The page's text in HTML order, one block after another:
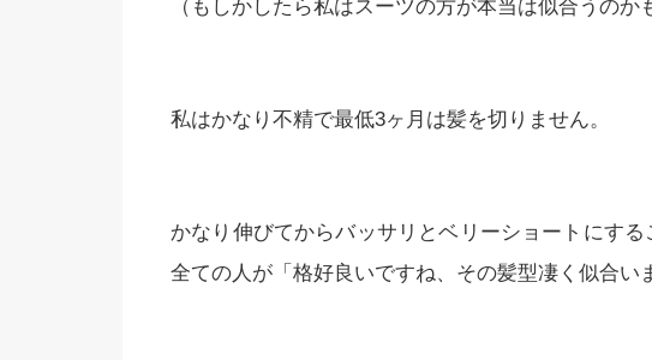
（もしかしたら私はスーツの方が本当は似合うのか
私はかなり不精で最低3ヶ月は髪を切りません。
かなり伸びてからバッサリとベリーショートにす
全ての人が「格好良いですね、その髪型凄く似合い